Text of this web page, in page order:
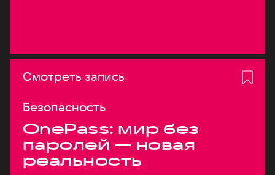
Смотреть запись
Безопасность
OnePass: мир без
паролей — новая
реальность